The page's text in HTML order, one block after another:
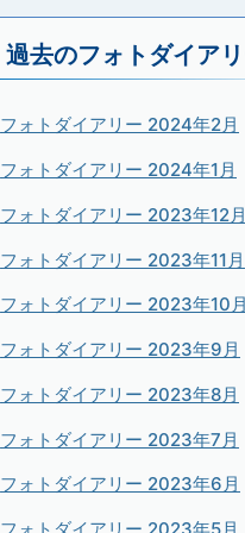
過去のフォトダイア
フォトダイアリー 2024年2月
フォトダイアリー 2024年1月
フォトダイアリー 2023年12月
フォトダイアリー 2023年11月
フォトダイアリー 2023年10月
フォトダイアリー 2023年9月
フォトダイアリー 2023年8月
フォトダイアリー 2023年7月
フォトダイアリー 2023年6月